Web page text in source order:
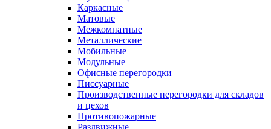
Каркасные
Матовые
Межкомнатные
Металлические
Мобильные
Модульные
Офисные перегородки
Писсуарные
Производственные перегородки для складов
и цехов
Противопожарные
Раздвижные